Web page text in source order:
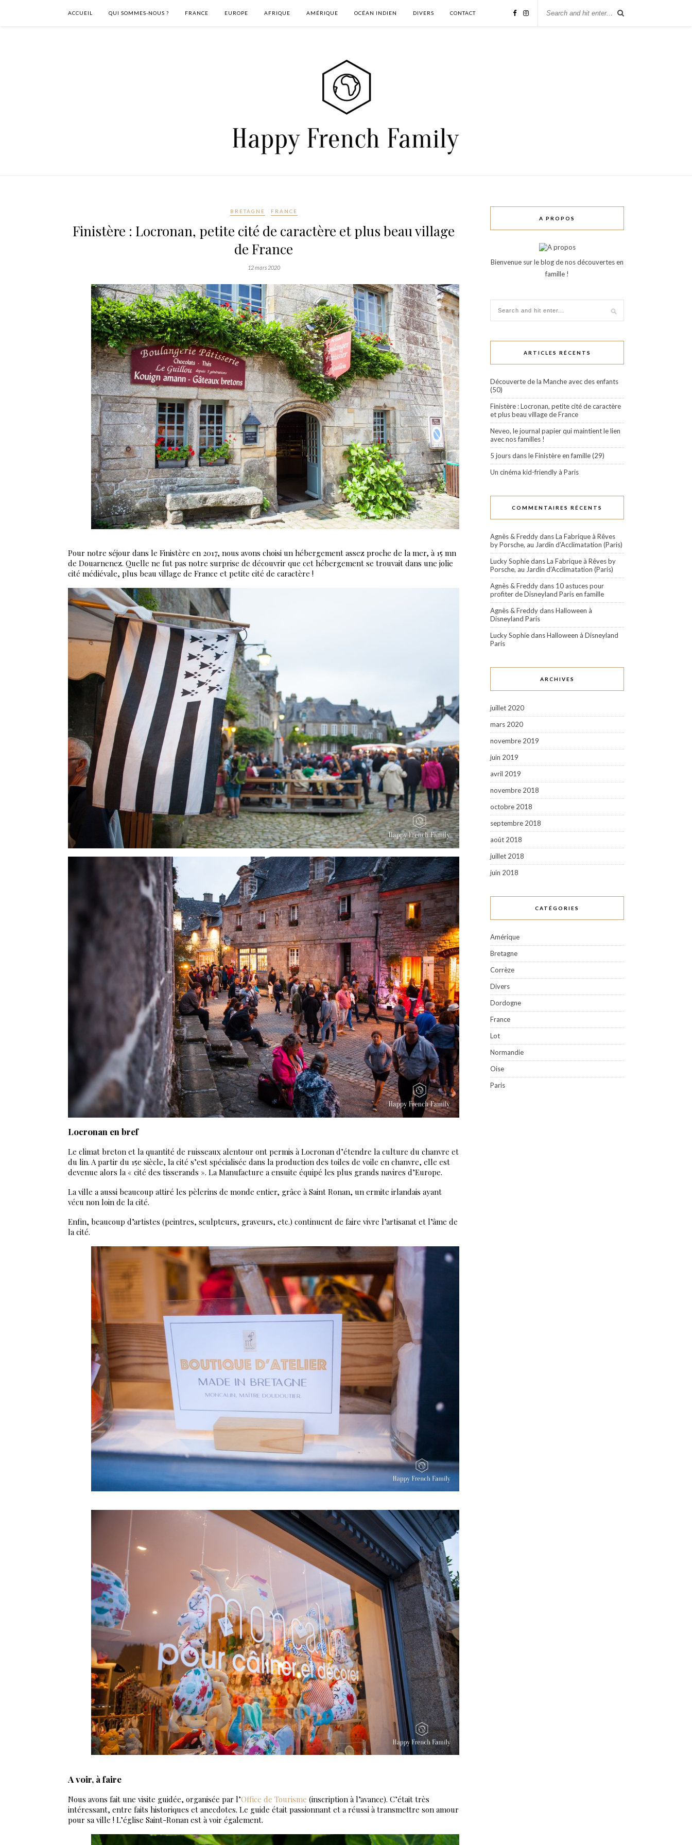
ACCUEIL QUI SOMMES-NOUS ? FRANCE EUROPE AFRIQUE AMÉRIQUE OCÉAN INDIEN DIVERS CONTACT
BRETAGNE FRANCE
Finistère : Locronan, petite cité de caractère et plus beau village
de France
12 mars 2020
Pour notre séjour dans le Finistère en 2017, nous avons choisi un hébergement assez proche de la mer, à 15 mn
de Douarnenez. Quelle ne fut pas notre surprise de découvrir que cet hébergement se trouvait dans une jolie
cité médiévale, plus beau village de France et petite cité de caractère !
Locronan en bref
Le climat breton et la quantité de ruisseaux alentour ont permis à Locronan d’étendre la culture du chanvre et
du lin. A partir du 15e siècle, la cité s’est spécialisée dans la production des toiles de voile en chanvre, elle est
devenue alors la « cité des tisserands ». La Manufacture a ensuite équipé les plus grands navires d’Europe.
La ville a aussi beaucoup attiré les pèlerins de monde entier, grâce à Saint Ronan, un ermite irlandais ayant
vécu non loin de la cité.
Enfin, beaucoup d’artistes (peintres, sculpteurs, graveurs, etc.) continuent de faire vivre l’artisanat et l’âme de
la cité.
A voir, à faire
Nous avons fait une visite guidée, organisée par l’Office de Tourisme (inscription à l’avance). C’était très
intéressant, entre faits historiques et anecdotes. Le guide était passionnant et a réussi à transmettre son amour
pour sa ville ! L’église Saint-Ronan est à voir également.
A PROPOS
Bienvenue sur le blog de nos découvertes en
famille !
ARTICLES RÉCENTS
Découverte de la Manche avec des enfants
(50)
Finistère : Locronan, petite cité de caractère
et plus beau village de France
Neveo, le journal papier qui maintient le lien
avec nos familles !
5 jours dans le Finistère en famille (29)
Un cinéma kid-friendly à Paris
COMMENTAIRES RÉCENTS
Agnès & FreddydansLa Fabrique à Rêves
by Porsche, au Jardin d’Acclimatation (Paris)
Lucky SophiedansLa Fabrique à Rêves by
Porsche, au Jardin d’Acclimatation (Paris)
Agnès & Freddydans 10 astuces pour
profiter de Disneyland Paris en famille
Agnès & FreddydansHalloween à
Disneyland Paris
Lucky SophiedansHalloween à Disneyland
Paris
ARCHIVES
juillet 2020
mars 2020
novembre 2019
juin 2019
avril 2019
novembre 2018
octobre 2018
septembre 2018
août 2018
juillet 2018
juin 2018
CATÉGORIES
Amérique
Bretagne
Corrèze
Divers
Dordogne
France
Lot
Normandie
Oise
Paris